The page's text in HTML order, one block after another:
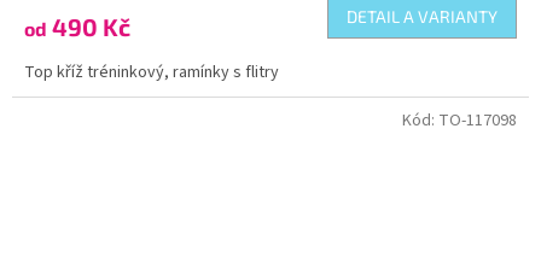
od 490 Kč DETAIL A VARIANTY
Top kříž tréninkový, ramínky s flitry
Kód: TO-117098